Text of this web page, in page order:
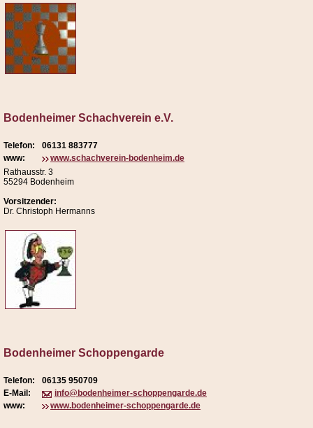
Bodenheimer Schachverein e.V.
Telefon:
06131 883777
www:
www.schachverein-bodenheim.de
Rathausstr. 3
55294 Bodenheim
Vorsitzender:
Dr. Christoph Hermanns
Bodenheimer Schoppengarde
Telefon:
06135 950709
E-Mail:
info@bodenheimer-schoppengarde.de
www:
www.bodenheimer-schoppengarde.de